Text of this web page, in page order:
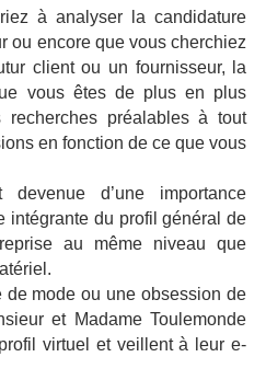
à analyser la candidature
ou encore que vous cherchiez
client ou un fournisseur, la
vous êtes de plus en plus
recherches préalables à tout
en fonction de ce que vous
devenue d’une importance
intégrante du profil général de
au même niveau que
de mode ou une obsession de
et Madame Toulemonde
virtuel et veillent à leur e-